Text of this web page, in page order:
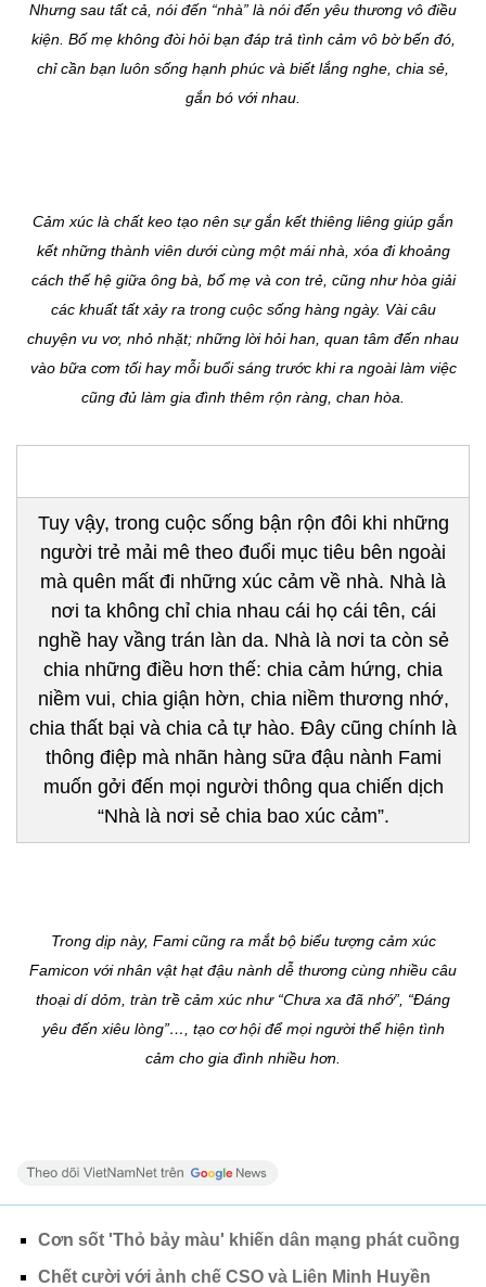
Nhưng sau tất cả, nói đến “nhà” là nói đến yêu thương vô điều
kiện. Bố mẹ không đòi hỏi bạn đáp trả tình cảm vô bờ bến đó,
chỉ cần bạn luôn sống hạnh phúc và biết lắng nghe, chia sẻ,
gắn bó với nhau.
Cảm xúc là chất keo tạo nên sự gắn kết thiêng liêng giúp gắn
kết những thành viên dưới cùng một mái nhà, xóa đi khoảng
cách thế hệ giữa ông bà, bố mẹ và con trẻ, cũng như hòa giải
các khuất tất xảy ra trong cuộc sống hàng ngày. Vài câu
chuyện vu vơ, nhỏ nhặt; những lời hỏi han, quan tâm đến nhau
vào bữa cơm tối hay mỗi buổi sáng trước khi ra ngoài làm việc
cũng đủ làm gia đình thêm rộn ràng, chan hòa.
Tuy vậy, trong cuộc sống bận rộn đôi khi những
người trẻ mải mê theo đuổi mục tiêu bên ngoài
mà quên mất đi những xúc cảm về nhà. Nhà là
nơi ta không chỉ chia nhau cái họ cái tên, cái
nghề hay vầng trán làn da. Nhà là nơi ta còn sẻ
chia những điều hơn thế: chia cảm hứng, chia
niềm vui, chia giận hờn, chia niềm thương nhớ,
chia thất bại và chia cả tự hào. Đây cũng chính là
thông điệp mà nhãn hàng sữa đậu nành Fami
muốn gởi đến mọi người thông qua chiến dịch
“Nhà là nơi sẻ chia bao xúc cảm”.
Trong dịp này, Fami cũng ra mắt bộ biểu tượng cảm xúc
Famicon với nhân vật hạt đậu nành dễ thương cùng nhiều câu
thoại dí dỏm, tràn trề cảm xúc như “Chưa xa đã nhớ”, “Đáng
yêu đến xiêu lòng”…, tạo cơ hội để mọi người thể hiện tình
cảm cho gia đình nhiều hơn.
Cơn sốt 'Thỏ bảy màu' khiến dân mạng phát cuồng
Chết cười với ảnh chế CSO và Liên Minh Huyền